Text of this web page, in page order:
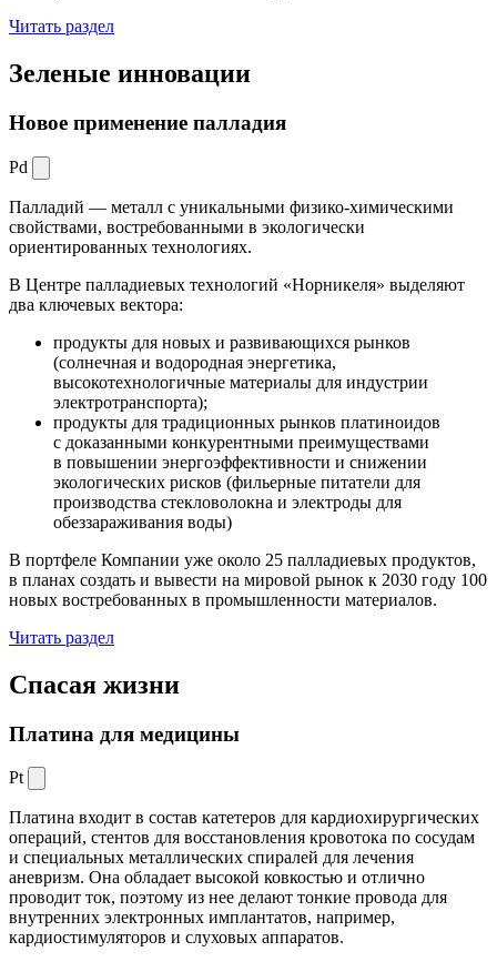
Читать раздел
Зеленые инновации
Новое применение палладия
Pd
Палладий — металл с уникальными физико-химическими
свойствами, востребованными в экологически
ориентированных технологиях.
В Центре палладиевых технологий «Норникеля» выделяют
два ключевых вектора:
продукты для новых и развивающихся рынков
(солнечная и водородная энергетика,
высокотехнологичные материалы для индустрии
электротранспорта);
продукты для традиционных рынков платиноидов
с доказанными конкурентными преимуществами
в повышении энергоэффективности и снижении
экологических рисков (фильерные питатели для
производства стекловолокна и электроды для
обеззараживания воды)
В портфеле Компании уже около 25 палладиевых продуктов,
в планах создать и вывести на мировой рынок к 2030 году 100
новых востребованных в промышленности материалов.
Читать раздел
Спасая жизни
Платина для медицины
Pt
Платина входит в состав катетеров для кардиохирургических
операций, стентов для восстановления кровотока по сосудам
и специальных металлических спиралей для лечения
аневризм. Она обладает высокой ковкостью и отлично
проводит ток, поэтому из нее делают тонкие провода для
внутренних электронных имплантатов, например,
кардиостимуляторов и слуховых аппаратов.